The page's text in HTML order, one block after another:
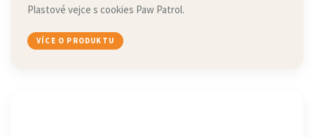
Plastové vejce s cookies Paw Patrol.
VÍCE O PRODUKTU